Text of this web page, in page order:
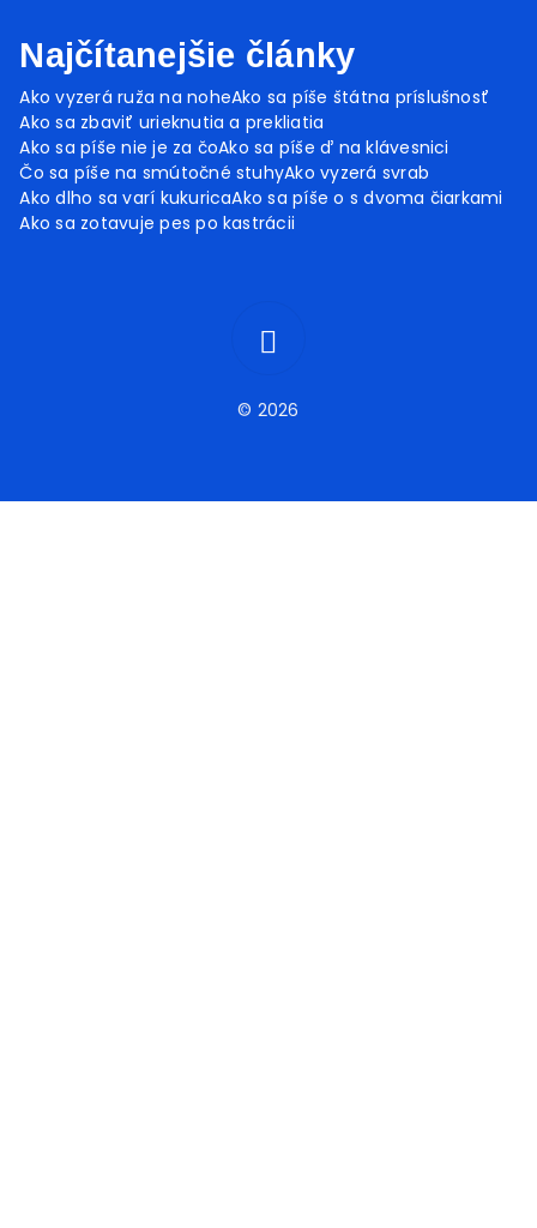
Najčítanejšie články
Ako vyzerá ruža na noheAko sa píše štátna príslušnosť
Ako sa zbaviť urieknutia a prekliatia
Ako sa píše nie je za čoAko sa píše ď na klávesnici
Čo sa píše na smútočné stuhyAko vyzerá svrab
Ako dlho sa varí kukuricaAko sa píše o s dvoma čiarkami
Ako sa zotavuje pes po kastrácii
© 2026